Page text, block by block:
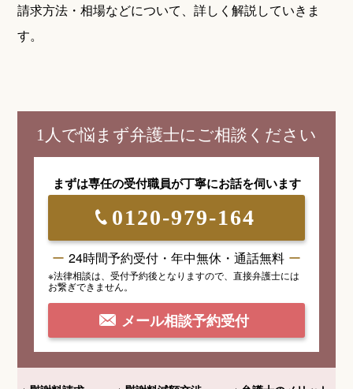
請求方法・相場などについて、詳しく解説していきま
す。
1人で悩まず弁護士にご相談ください
まずは専任の受付職員が丁寧にお話を伺います
0120-979-164
24時間予約受付・年中無休・通話無料
※法律相談は、受付予約後となりますので、 直接弁護士には
お繋ぎできません。
メール相談予約受付